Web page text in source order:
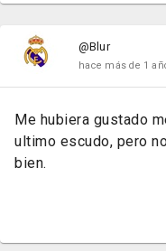
@Blur
hace más de 1
Me hubiera gustado
ultimo escudo, pero
bien.